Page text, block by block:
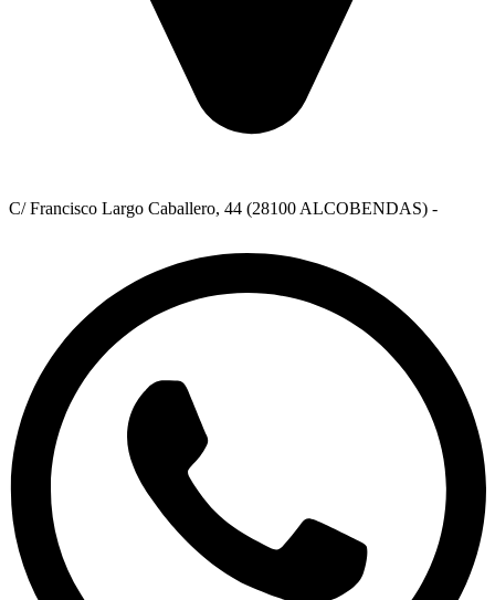
C/ Francisco Largo Caballero, 44 (28100 ALCOBENDAS) -